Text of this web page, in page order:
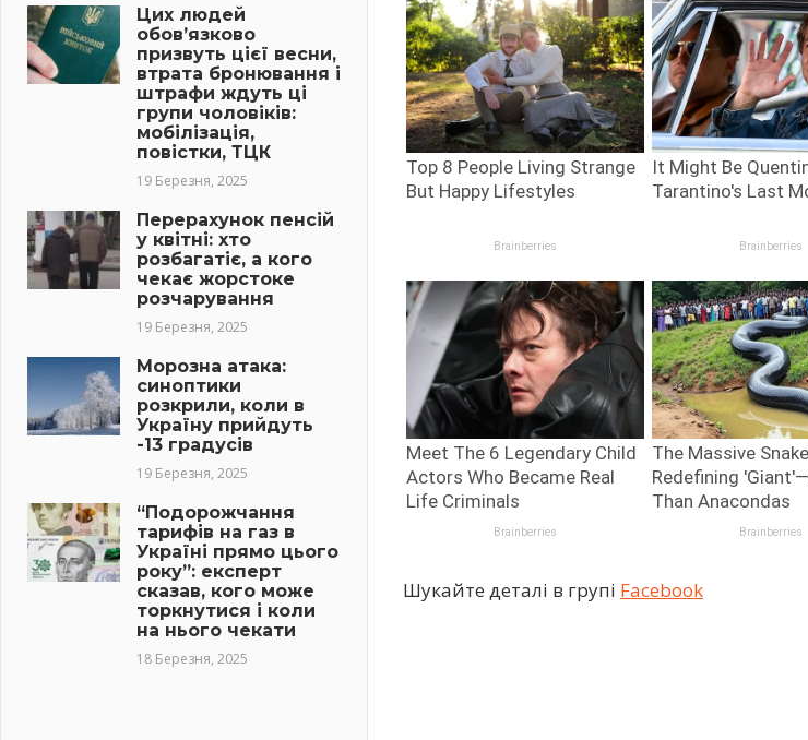
Шукайте деталі в групі Facebook
Цих людей
обов’язково
призвуть цієї весни,
втрата бронювання і
штрафи ждуть ці
групи чоловіків:
мобілізація,
повістки, ТЦК
19 Березня, 2025
Перерахунок пенсій
у квітні: хто
розбагатіє, а кого
чекає жорстоке
розчарування
19 Березня, 2025
Морозна атака:
синоптики
розкрили, коли в
Україну прийдуть
-13 градусів
19 Березня, 2025
“Подорожчання
тарифів на газ в
Україні прямо цього
року”: експерт
сказав, кого може
торкнутися і коли
на нього чекати
18 Березня, 2025